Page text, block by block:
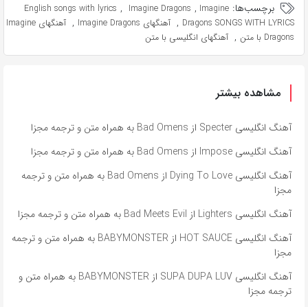
برچسب‌ها: English songs with lyrics , Imagine Dragons , Imagine
Dragons SONGS WITH LYRICS
, آهنگهای Imagine Dragons ,
آهنگهای Imagine
Dragons با متن
, آهنگهای انگلیسی با متن
مشاهده بیشتر
آهنگ انگلیسی Specter از Bad Omens به همراه متن و ترجمه مجزا
آهنگ انگلیسی Impose از Bad Omens به همراه متن و ترجمه مجزا
آهنگ انگلیسی Dying To Love از Bad Omens به همراه متن و ترجمه
مجزا
آهنگ انگلیسی Lighters از Bad Meets Evil به همراه متن و ترجمه مجزا
آهنگ انگلیسی HOT SAUCE از BABYMONSTER به همراه متن و ترجمه
مجزا
آهنگ انگلیسی SUPA DUPA LUV از BABYMONSTER به همراه متن و
ترجمه مجزا